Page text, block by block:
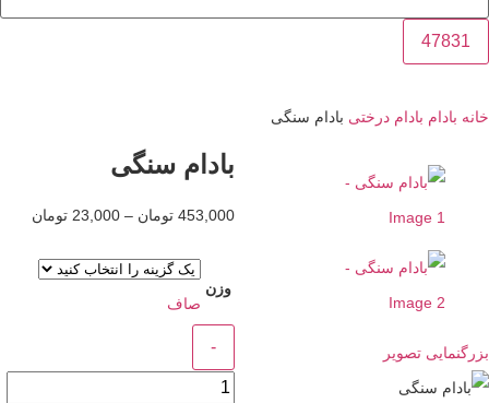
بادام درختیبادام سنگی
تصویر
بادام سنگی
453,000 تومان –
23,000 تومان
صاف